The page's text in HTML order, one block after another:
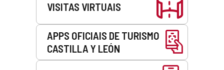
VISITAS VIRTUAIS
APPS OFICIAIS DE TURISMO
CASTILLA Y LEÓN